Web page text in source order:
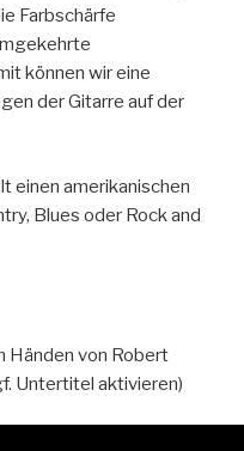
Farbschärfe
können wir eine
der Gitarre auf der
einen amerikanischen
Blues oder Rock and
Händen von Robert
Untertitel aktivieren)